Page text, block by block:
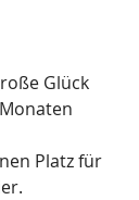
Glück
Platz für